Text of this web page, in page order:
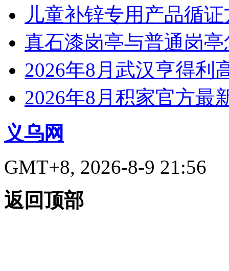
儿童补锌专用产品循
真石漆岗亭与普通岗
2026年8月武汉亨得利
2026年8月积家官方最
义乌网
GMT+8, 2026-8-9 21:56
返回顶部